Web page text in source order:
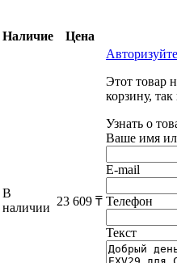
Наличие Цена
В
наличии 23 609 ₸
Этот товар
корзину,
Узнать о
Ваше имя
E-mail
Телефон
Текст